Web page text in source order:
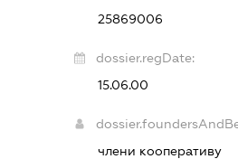
25869006
dossier.regDate:
15.06.00
члени кооперативу